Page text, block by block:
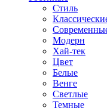
Стиль
Модерн
Хай-тек
Цвет
Белые
Венге
Светлые
Темные